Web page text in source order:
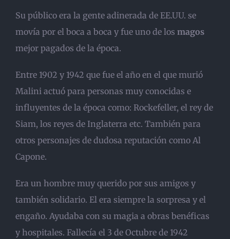
Su público era la gente adinerada de EE.UU. se
movía por el boca a boca y fue uno de los magos
mejor pagados de la época.
Entre 1902 y 1942 que fue el año en el que murió
Malini actuó para personas muy conocidas e
influyentes de la época como: Rockefeller, el rey de
Siam, los reyes de Inglaterra etc. También para
otros personajes de dudosa reputación como Al
Capone.
Era un hombre muy querido por sus amigos y
también solidario. El era siempre la sorpresa y el
engaño. Ayudaba con su magia a obras benéficas
y hospitales. Fallecía el 3 de Octubre de 1942